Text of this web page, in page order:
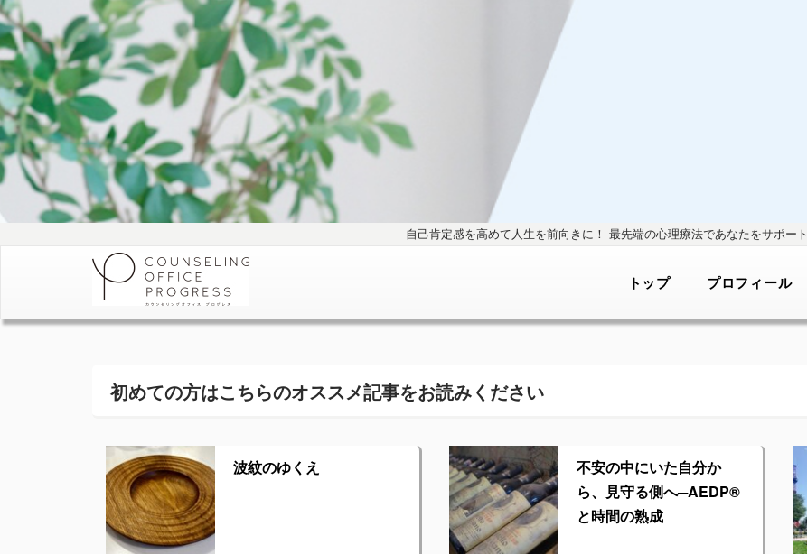
自己肯定感を高めて人生を前向きに！ 最先端の心理療法であなたをサポート
トップ プロフィール
初めての方はこちらのオススメ記事をお読みください
波紋のゆくえ
不安の中にいた自分か
ら、見守る側へ─AEDP®︎
と時間の熟成